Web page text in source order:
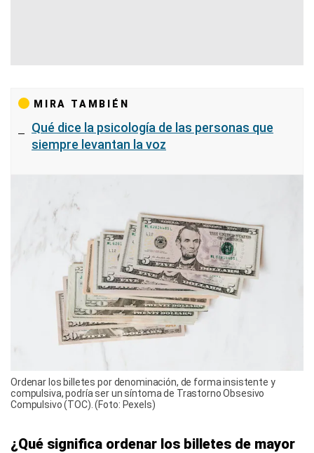
MIRA TAMBIÉN
Qué dice la psicología de las personas que
siempre levantan la voz
Ordenar los billetes por denominación, de forma insistente y
compulsiva, podría ser un síntoma de Trastorno Obsesivo
Compulsivo (TOC). (Foto: Pexels)
¿Qué significa ordenar los billetes de mayor